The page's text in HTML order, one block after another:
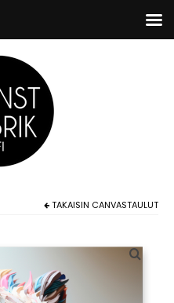
TAKAISIN CANVASTAULUT